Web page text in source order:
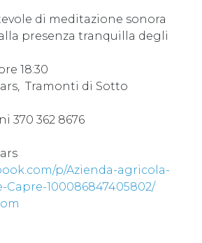
di meditazione sonora
presenza tranquilla degli
18:30
Tramonti di Sotto
370 362 8676
p/Azienda-agricola-
Capre-100086847405802/